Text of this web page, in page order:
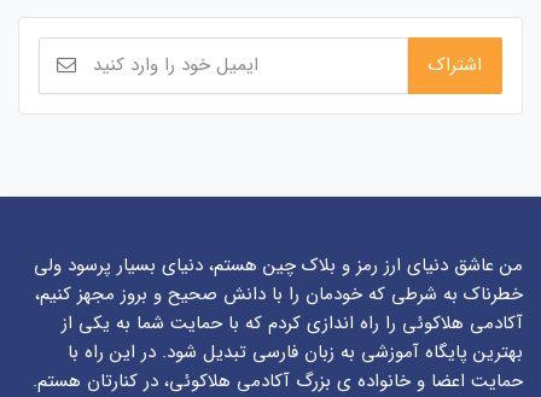
من عاشق دنیای ارز رمز و بلاک چین هستم، دنیای بسیار پرسود ولی
خطرناک به شرطی که خودمان را با دانش صحیح و بروز مجهز کنیم،
آکادمی هلاکوئی را راه اندازی کردم که با حمایت شما به یکی از
بهترین پایگاه آموزشی به زبان فارسی تبدیل شود. در این راه با
حمایت اعضا و خانواده ی بزرگ آکادمی هلاکوئی، در کنارتان هستم.